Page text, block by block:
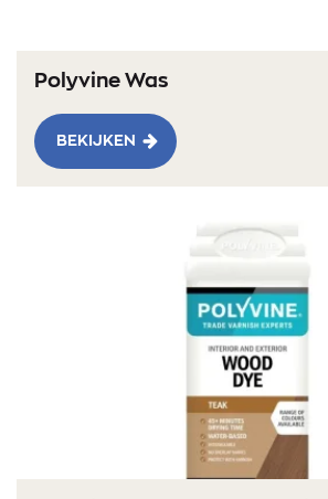
Polyvine Was
BEKIJKEN